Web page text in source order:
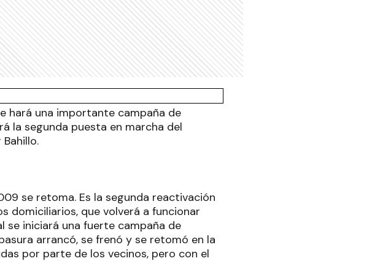
hará una importante campaña de
la segunda puesta en marcha del
se retoma. Es la segunda reactivación
domiciliarios, que volverá a funcionar
se iniciará una fuerte campaña de
arrancó, se frenó y se retomó en la
por parte de los vecinos, pero con el